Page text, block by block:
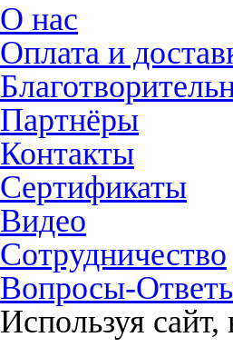
О нас
Оплата и
Партнёры
Контакты
Сертификаты
Видео
Сотрудничество
Вопросы-
Используя